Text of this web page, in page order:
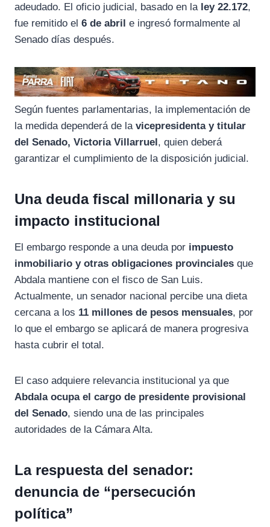
adeudado. El oficio judicial, basado en la ley 22.172,
fue remitido el 6 de abril e ingresó formalmente al
Senado días después.
Según fuentes parlamentarias, la implementación de
la medida dependerá de la vicepresidenta y titular
del Senado, Victoria Villarruel, quien deberá
garantizar el cumplimiento de la disposición judicial.
Una deuda fiscal millonaria y su
impacto institucional
El embargo responde a una deuda por impuesto
inmobiliario y otras obligaciones provinciales que
Abdala mantiene con el fisco de San Luis.
Actualmente, un senador nacional percibe una dieta
cercana a los 11 millones de pesos mensuales, por
lo que el embargo se aplicará de manera progresiva
hasta cubrir el total.
El caso adquiere relevancia institucional ya que
Abdala ocupa el cargo de presidente provisional
del Senado, siendo una de las principales
autoridades de la Cámara Alta.
La respuesta del senador:
denuncia de “persecución
política”